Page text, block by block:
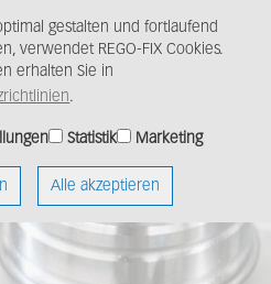
gestalten und fortlaufend
verwendet REGO-FIX Cookies.
erhalten Sie in
.
Statistik Marketing
Alle akzeptieren
erhöhen